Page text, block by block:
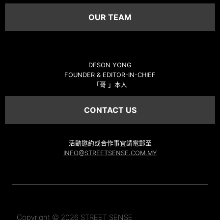
OUR TEAM
DESON YONG
FOUNDER & EDITOR-IN-CHIEF
「哥 」本人
CONTACT US
活動邀約或合作事宜請電郵至
INFO@STREETSENSE.COM.MY
Copyright © 2026 STREET SENSE